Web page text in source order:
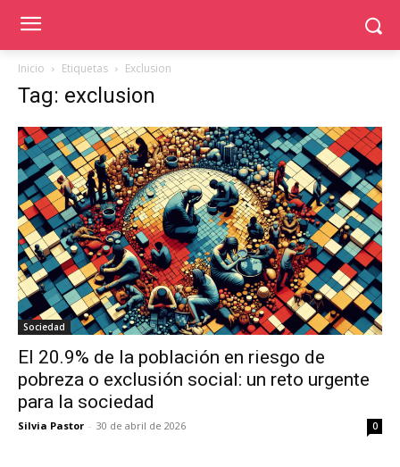
Inicio Etiquetas Exclusion
Tag: exclusion
Sociedad
El 20.9% de la población en riesgo de
pobreza o exclusión social: un reto urgente
para la sociedad
Silvia Pastor - 30 de abril de 2026 0